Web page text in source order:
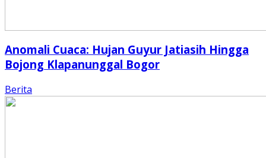
Anomali Cuaca: Hujan Guyur Jatiasih Hingga
Bojong Klapanunggal Bogor
Berita